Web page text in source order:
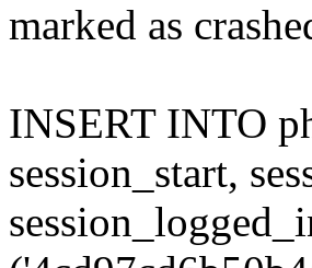
marked as
INSERT INTO
session_start,